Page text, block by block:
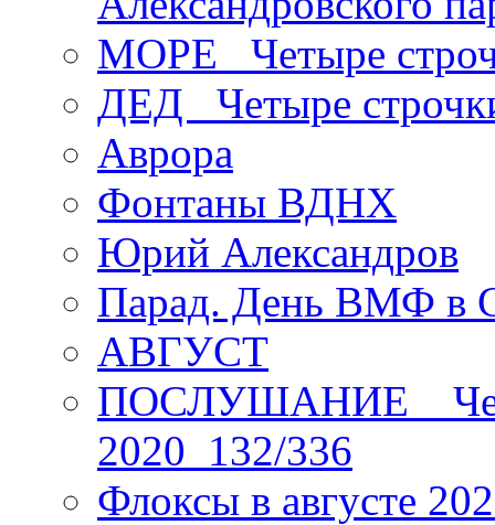
МОРЕ _Четыре
ДЕД _Четыре
Аврора
Фонтаны ВДНХ
Юрий Александров
Парад. День ВМФ в
АВГУСТ
ПОСЛУШАНИЕ _
2020_132/336
Флоксы в августе